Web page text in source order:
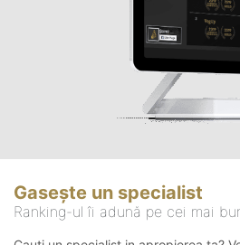
Gasește un specialist
Ranking-ul îi adună pe cei mai